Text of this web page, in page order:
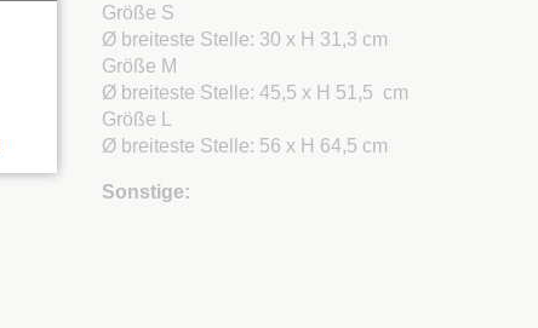
Größe S
Ø breiteste Stelle: 30 x H 31,3 cm
Größe M
Ø breiteste Stelle: 45,5 x H 51,5 cm
Größe L
Ø breiteste Stelle: 56 x H 64,5 cm
Sonstige: